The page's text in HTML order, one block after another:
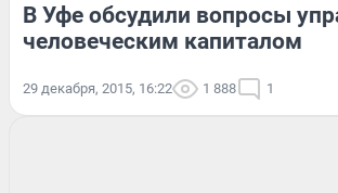
В Уфе обсудили вопросы
человеческим капиталом
29 декабря, 2015, 16:22 1 888 1